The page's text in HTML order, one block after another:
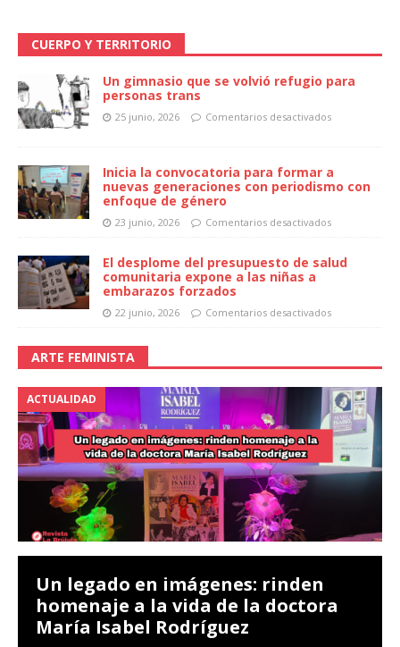
CUERPO Y TERRITORIO
Un gimnasio que se volvió refugio para
personas trans
25 junio, 2026 Comentarios desactivados
Inicia la convocatoria para formar a
nuevas generaciones con periodismo con
enfoque de género
23 junio, 2026 Comentarios desactivados
El desplome del presupuesto de salud
comunitaria expone a las niñas a
embarazos forzados
22 junio, 2026 Comentarios desactivados
ARTE FEMINISTA
ACTUALIDAD
Un legado en imágenes: rinden
homenaje a la vida de la doctora
María Isabel Rodríguez